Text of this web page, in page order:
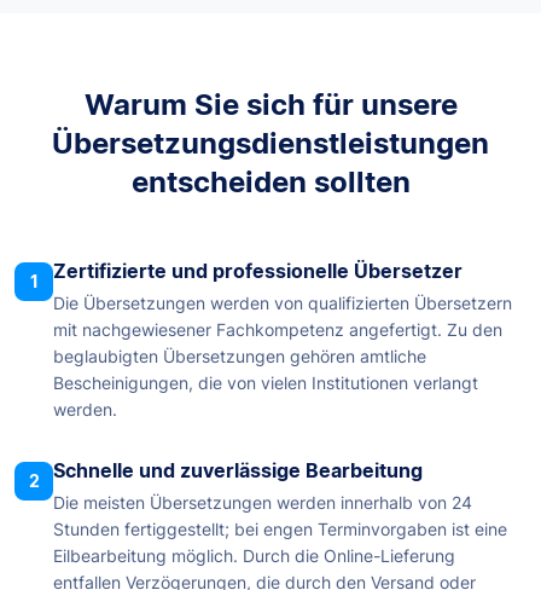
Warum Sie sich für unsere
Übersetzungsdienstleistungen
entscheiden sollten
1 Zertifizierte und professionelle Übersetzer
Die Übersetzungen werden von qualifizierten Übersetzern
mit nachgewiesener Fachkompetenz angefertigt. Zu den
beglaubigten Übersetzungen gehören amtliche
Bescheinigungen, die von vielen Institutionen verlangt
werden.
2 Schnelle und zuverlässige Bearbeitung
Die meisten Übersetzungen werden innerhalb von 24
Stunden fertiggestellt; bei engen Terminvorgaben ist eine
Eilbearbeitung möglich. Durch die Online-Lieferung
entfallen Verzögerungen, die durch den Versand oder